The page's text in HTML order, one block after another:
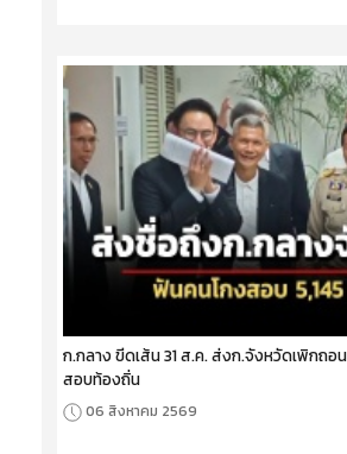
ก.กลาง ขีดเส้น 31 ส.ค. ส่งก.จังหวัดเพิกถอน
สอบท้องถิ่น
06 สิงหาคม 2569